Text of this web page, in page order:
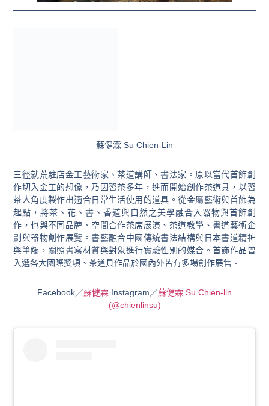
蘇健霖 Su Chien-Lin
三徑就荒駐店金工藝術家、茶道講師、書法家。原以當代首飾創
作切入金工的想像，乃因習茶多年，進而開始創作茶道具，以習
茶人角度製作出適合日常生活使用的道具。從金屬藝術與首飾為
起點，將茶、花、書、香道與自然之美學融合入器物與首飾創
作，也與不同品牌、空間合作茶席展演、茶道教學、書道藝術企
劃與器物創作展覽。書藝融合中國傳統書法結構與日本書道精神
與筆觸，關照書寫材質與對象進行實驗性別的媒合。首飾作品曾
入選各大國際獎項、茶道具作品於國內外皆有多場創作展售。
Facebook／蘇健霖 Instagram／蘇健霖 Su Chien-lin
(@chienlinsu)